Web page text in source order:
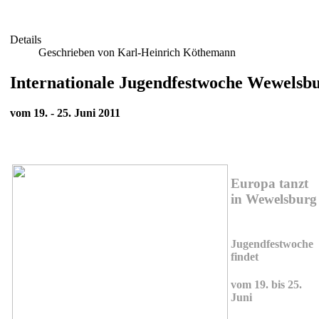
Details
Geschrieben von Karl-Heinrich Köthemann
Internationale Jugendfestwoche
vom 19. - 25. Juni 2011
Europa tanzt
in Wewelsburg
Jugendfestwoche
findet
vom 19. bis 25.
Juni